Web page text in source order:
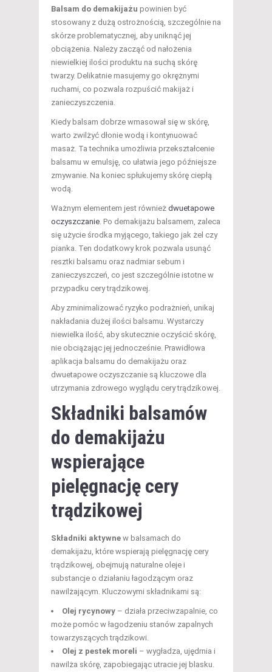
Balsam do demakijażu powinien być
stosowany z dużą ostrożnością, szczególnie na
skórze problematycznej, aby uniknąć jej
obciążenia. Należy zacząć od nałożenia
niewielkiej ilości produktu na suchą skórę
twarzy. Delikatnie masujemy go okrężnymi
ruchami, co pozwala rozpuścić makijaż i
zanieczyszczenia.
Kiedy balsam dobrze wmasował się w skórę,
warto zwilżyć dłonie wodą i kontynuować
masaż. Ta technika umożliwia przekształcenie
balsamu w emulsję, co ułatwia jego późniejsze
zmywanie. Na koniec spłukujemy skórę ciepłą
wodą.
Ważnym elementem jest również dwuetapowe
oczyszczanie. Po demakijażu balsamem, zaleca
się użycie środka myjącego, takiego jak żel czy
pianka. Ten dodatkowy krok pozwala usunąć
resztki balsamu oraz nadmiar sebum i
zanieczyszczeń, co jest szczególnie istotne w
przypadku cery trądzikowej.
Aby zminimalizować ryzyko podrażnień, unikaj
nakładania dużej ilości balsamu. Wystarczy
niewielka ilość, aby skutecznie oczyścić skórę,
nie obciążając jej jednocześnie. Prawidłowa
aplikacja balsamu do demakijażu oraz
dwuetapowe oczyszczanie są kluczowe dla
utrzymania zdrowego wyglądu cery trądzikowej.
Składniki balsamów
do demakijażu
wspierające
pielęgnację cery
trądzikowej
Składniki aktywne w balsamach do
demakijażu, które wspierają pielęgnację cery
trądzikowej, obejmują naturalne oleje i
substancje o działaniu łagodzącym oraz
nawilżającym. Kluczowymi składnikami są:
Olej rycynowy – działa przeciwzapalnie, co
może pomóc w łagodzeniu stanów zapalnych
towarzyszących trądzikowi.
Olej z pestek moreli – wygładza, ujędrnia i
nawilża skórę, zapobiegając utracie jej blasku.